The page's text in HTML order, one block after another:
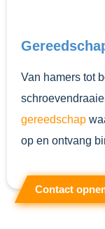
Van hamers tot
gereedschap
op en ontvang
Contact